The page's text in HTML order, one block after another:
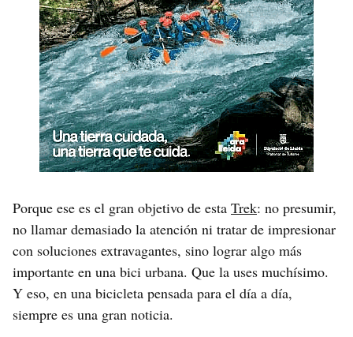
Porque ese es el gran objetivo de esta Trek: no presumir,
no llamar demasiado la atención ni tratar de impresionar
con soluciones extravagantes, sino lograr algo más
importante en una bici urbana. Que la uses muchísimo.
Y eso, en una bicicleta pensada para el día a día,
siempre es una gran noticia.